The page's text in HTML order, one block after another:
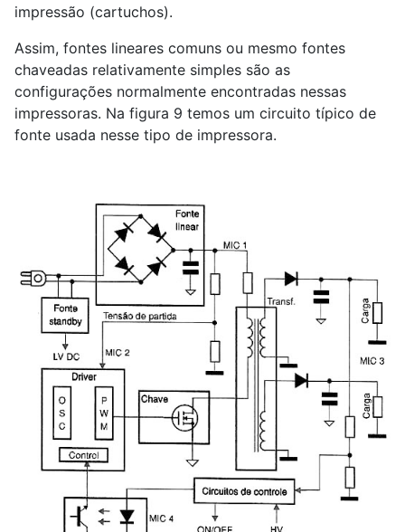
impressão (cartuchos).
Assim, fontes lineares comuns ou mesmo fontes
chaveadas relativamente simples são as
configurações normalmente encontradas nessas
impressoras. Na figura 9 temos um circuito típico de
fonte usada nesse tipo de impressora.